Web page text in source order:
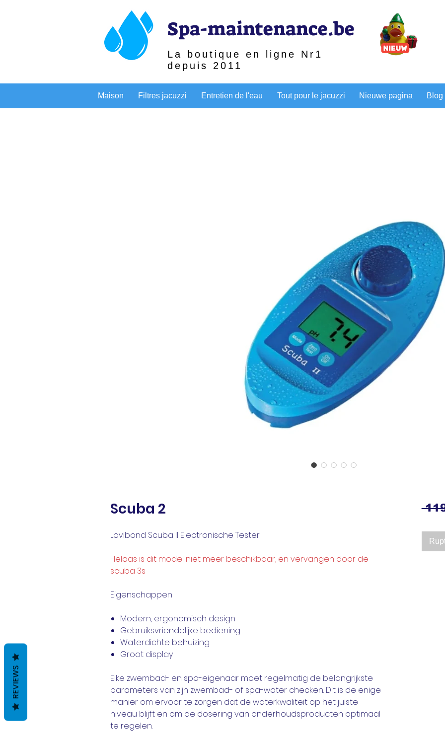
Spa-maintenance.be
La boutique en ligne Nr1
depuis 2011
Maison Filtres jacuzzi Entretien de l'eau Tout pour le jacuzzi Nieuwe pagina Blog
Scuba 2
Lovibond Scuba II Electronische Tester
Helaas is dit model niet meer beschikbaar, en vervangen door de
scuba 3s
Eigenschappen
Modern, ergonomisch design
Gebruiksvriendelijke bediening
Waterdichte behuizing
Groot display
Elke zwembad- en spa-eigenaar moet regelmatig de belangrijkste
parameters van zijn zwembad- of spa-water checken. Dit is de enige
manier om ervoor te zorgen dat de waterkwaliteit op het juiste
niveau blijft en om de dosering van onderhoudsproducten optimaal
te regelen.
REVIEWS